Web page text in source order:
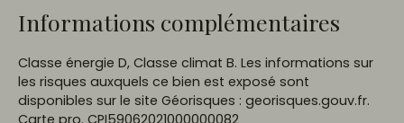
Informations complémentaires
Classe énergie D, Classe climat B. Les informations sur
les risques auxquels ce bien est exposé sont
disponibles sur le site Géorisques : georisques.gouv.fr.